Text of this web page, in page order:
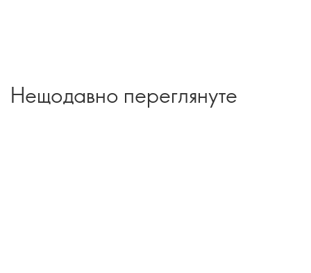
Нещодавно переглянуте